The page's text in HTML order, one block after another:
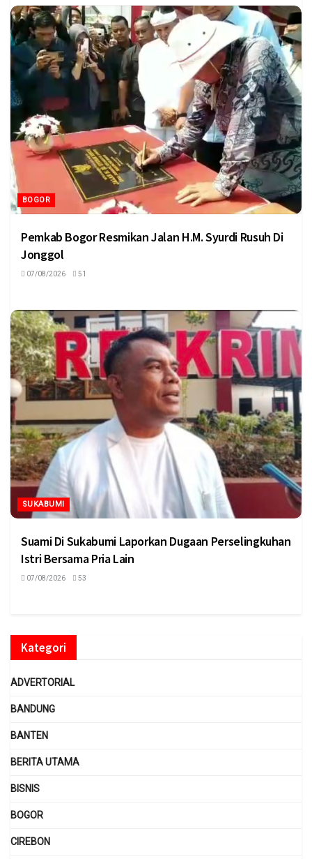
BOGOR
Pemkab Bogor Resmikan Jalan H.M. Syurdi Rusuh Di
Jonggol
07/08/2026 51
SUKABUMI
Suami Di Sukabumi Laporkan Dugaan Perselingkuhan
Istri Bersama Pria Lain
07/08/2026 53
Kategori
ADVERTORIAL
BANDUNG
BANTEN
BERITA UTAMA
BISNIS
BOGOR
CIREBON